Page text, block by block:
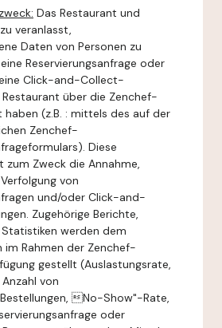
Das Restaurant und
veranlasst,
Daten von Personen zu
Reservierungsanfrage oder
Click-and-Collect-
über die Zenchef-
haben (z.B. : mittels des auf der
Zenchef-
Diese
zum Zweck die Annahme,
von
und/oder Click-and-
Zugehörige Berichte,
werden dem
im Rahmen der Zenchef-
gestellt (Auslastungsrate,
von
No-Show"-Rate,
oder